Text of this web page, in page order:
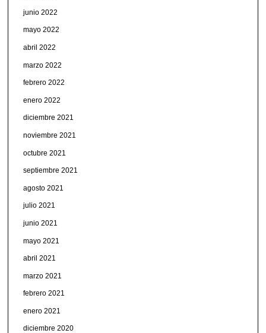
junio 2022
mayo 2022
abril 2022
marzo 2022
febrero 2022
enero 2022
diciembre 2021
noviembre 2021
octubre 2021
septiembre 2021
agosto 2021
julio 2021
junio 2021
mayo 2021
abril 2021
marzo 2021
febrero 2021
enero 2021
diciembre 2020